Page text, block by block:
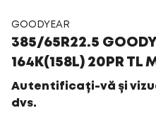
GOODYEAR
385/65R22.5
164K(158L) 20PR TL
Autentificați-vă și
dvs.